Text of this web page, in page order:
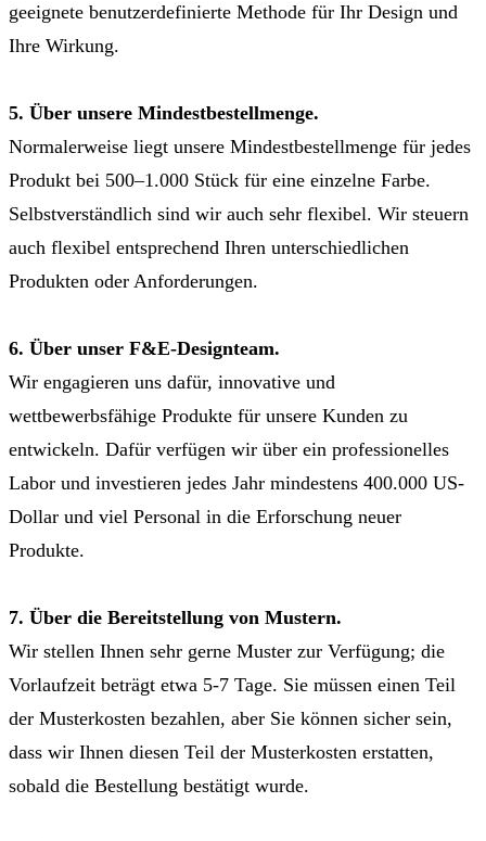
geeignete benutzerdefinierte Methode für Ihr Design und
Ihre Wirkung.
5. Über unsere Mindestbestellmenge.
Normalerweise liegt unsere Mindestbestellmenge für jedes
Produkt bei 500–1.000 Stück für eine einzelne Farbe.
Selbstverständlich sind wir auch sehr flexibel. Wir steuern
auch flexibel entsprechend Ihren unterschiedlichen
Produkten oder Anforderungen.
6. Über unser F&E-Designteam.
Wir engagieren uns dafür, innovative und
wettbewerbsfähige Produkte für unsere Kunden zu
entwickeln. Dafür verfügen wir über ein professionelles
Labor und investieren jedes Jahr mindestens 400.000 US-
Dollar und viel Personal in die Erforschung neuer
Produkte.
7. Über die Bereitstellung von Mustern.
Wir stellen Ihnen sehr gerne Muster zur Verfügung; die
Vorlaufzeit beträgt etwa 5-7 Tage. Sie müssen einen Teil
der Musterkosten bezahlen, aber Sie können sicher sein,
dass wir Ihnen diesen Teil der Musterkosten erstatten,
sobald die Bestellung bestätigt wurde.